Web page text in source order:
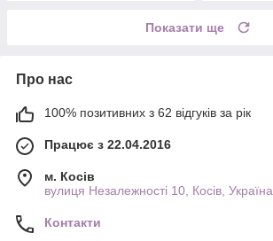
Показати ще
Про нас
100% позитивних з 62 відгуків за рік
Працює з 22.04.2016
м. Косів
вулиця Незалежності 10, Косів, Україна
Контакти